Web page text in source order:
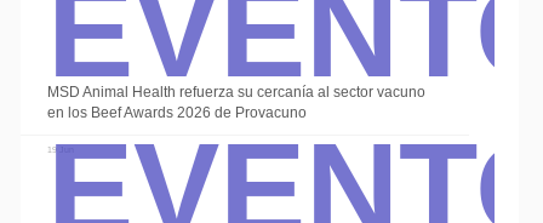
MSD Animal Health refuerza su cercanía al sector vacuno
en los Beef Awards 2026 de Provacuno
19 Jun